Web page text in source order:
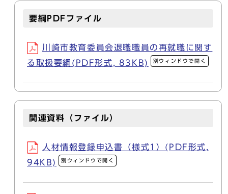
要綱PDFファイル
川崎市教育委員会退職職員の再就職に関す
る取扱要綱(PDF形式, 83KB)
別ウィンドウで開く
関連資料（ファイル）
人材情報登録申込書（様式1）(PDF形式,
94KB)
別ウィンドウで開く